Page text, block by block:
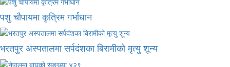
पशु चौपायमा कृत्रिम गर्भाधान
भरतपुर अस्पतालमा सर्पदंशका बिरामीको मृत्यु शून्य